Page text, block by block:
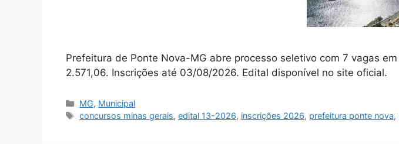
Prefeitura de Ponte Nova-MG abre processo seletivo com 7 vagas
2.571,06. Inscrições até 03/08/2026. Edital disponível no site oficial.
Categorias
MG, Municipal
Tags
concursos minas gerais,edital 13-2026, inscrições 2026, prefeitura ponte nova,